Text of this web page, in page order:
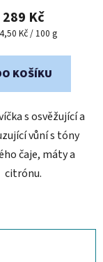
produktu
je
z
289 Kč
Kč / 100 g
KOŠÍKU
s osvěžující a
vůní s tóny
čaje, máty a
citrónu.